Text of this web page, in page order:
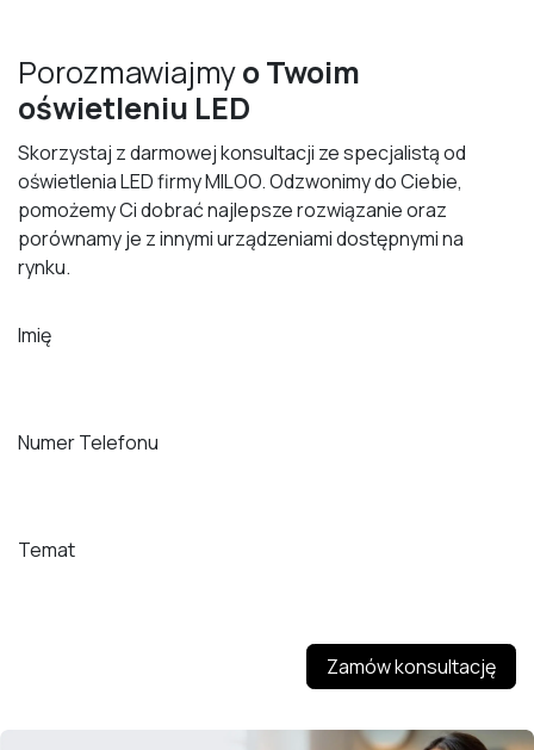
Porozmawiajmyo Twoim
oświetleniu LED
Skorzystaj z darmowej konsultacji ze specjalistą od
oświetlenia LED firmy MILOO. Odzwonimy do Ciebie,
pomożemy Ci dobrać najlepsze rozwiązanie oraz
porównamy je z innymi urządzeniami dostępnymi na
rynku.
Imię
Numer Telefonu
Temat
Zamów konsultację